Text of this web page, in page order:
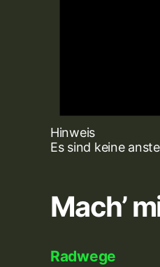
Hinweis
Es sind keine
Mach’
Radwege